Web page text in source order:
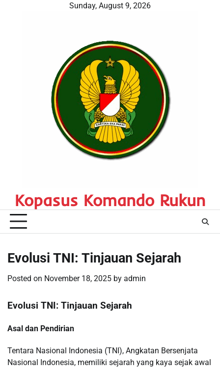
Sunday, August 9, 2026
Kopasus Komando Rukun
Evolusi TNI: Tinjauan Sejarah
Posted on November 18, 2025 by admin
Evolusi TNI: Tinjauan Sejarah
Asal dan Pendirian
Tentara Nasional Indonesia (TNI), Angkatan Bersenjata
Nasional Indonesia, memiliki sejarah yang kaya sejak awal